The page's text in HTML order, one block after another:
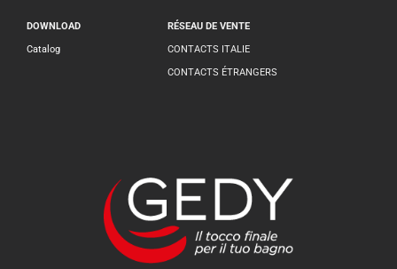
DOWNLOAD
Catalog
RÉSEAU DE VENTE
CONTACTS ITALIE
CONTACTS ÉTRANGERS